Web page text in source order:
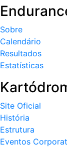
Sobre
Calendário
Resultados
Estatísticas
Site Oficial
História
Estrutura
Eventos